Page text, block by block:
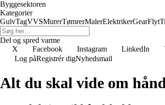
Byggesektoren
Kategorier
GulvTagVVSMurerTømrerMalerElektrikerGearFlyt
Del og spred varme
X
Facebook Instagram LinkedIn
Log påRegistrér digNyhedsmail
Alt du skal vide om